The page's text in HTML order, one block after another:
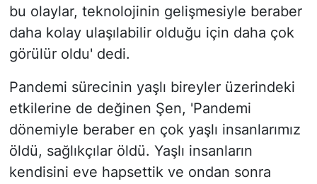
bu olaylar, teknolojinin gelişmesiyle beraber
daha kolay ulaşılabilir olduğu için daha çok
görülür oldu' dedi.
Pandemi sürecinin yaşlı bireyler üzerindeki
etkilerine de değinen Şen, 'Pandemi
dönemiyle beraber en çok yaşlı insanlarımız
öldü, sağlıkçılar öldü. Yaşlı insanların
kendisini eve hapsettik ve ondan sonra